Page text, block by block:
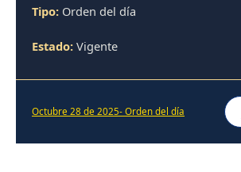
Tipo: Orden del día
Estado: Vigente
Octubre 28 de 2025- Orden del día